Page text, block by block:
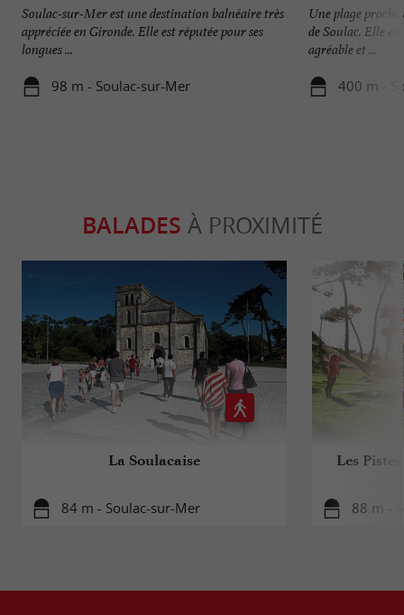
Soulac-sur-Mer est une destination balnéaire très
appréciée en Gironde. Elle est réputée pour ses
longues ...
98 m - Soulac-sur-Mer
Une plage
de Soulac. Elle
agréable et ...
400 m -
BALADES À PROXIMITÉ
La Soulacaise
84 m - Soulac-sur-Mer
Les
88 m -